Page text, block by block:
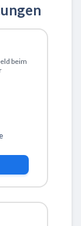
beim